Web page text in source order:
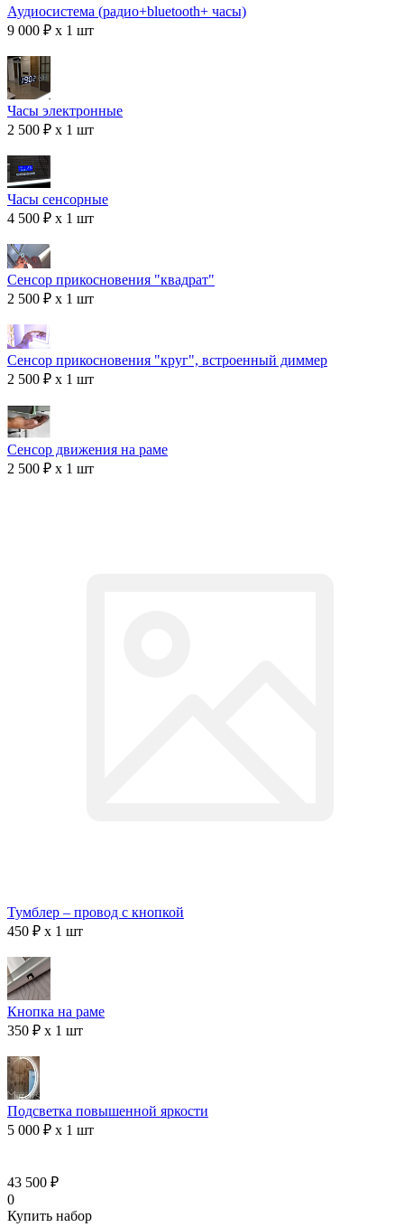
Аудиосистема (радио+bluetooth+ часы)
9 000 ₽ x 1 шт
Часы электронные
2 500 ₽ x 1 шт
Часы сенсорные
4 500 ₽ x 1 шт
Сенсор прикосновения "квадрат"
2 500 ₽ x 1 шт
Сенсор прикосновения "круг", встроенный диммер
2 500 ₽ x 1 шт
Сенсор движения на раме
2 500 ₽ x 1 шт
Тумблер – провод с кнопкой
450 ₽ x 1 шт
Кнопка на раме
350 ₽ x 1 шт
Подсветка повышенной яркости
5 000 ₽ x 1 шт
43 500 ₽
0
Купить набор